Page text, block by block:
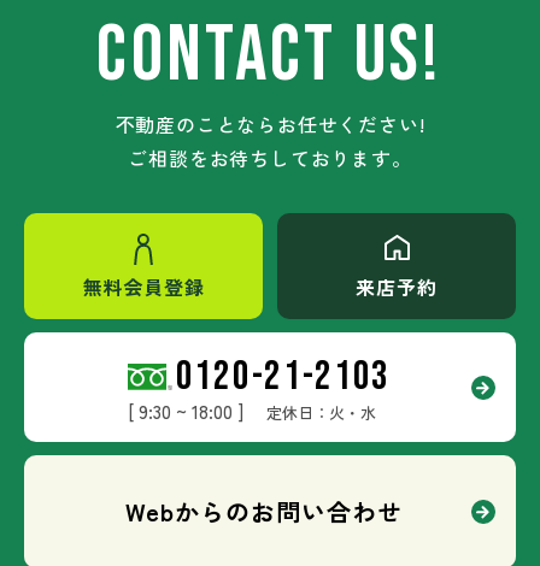
CONTACT US!
不動産のことならお任せください!
ご相談をお待ちしております。
無料会員登録 来店予約
0120-21-2103
[ 9:30 ~ 18:00 ] 定休日：火・水
Webからのお問い合わせ